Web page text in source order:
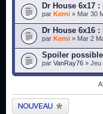
Dr House 6x17
par Kerni » Mar 30
Dr House 6x16
par Kerni » Mar 2
Spoiler
par VanRay76 » Jeu
Publier un nouveau
sujet